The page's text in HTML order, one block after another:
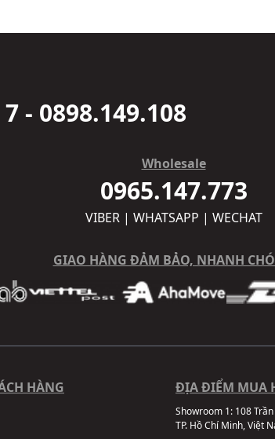
- 0898.149.108
Wholesale
0965.147.773
VIBER | WHATSAPP | WECHAT
GIAO HÀNG ĐẢM BẢO, NHANH
HÀNG ĐỊA ĐIỂM MUA
Showroom 1: 108
TP. Hồ Chí Minh, Việt